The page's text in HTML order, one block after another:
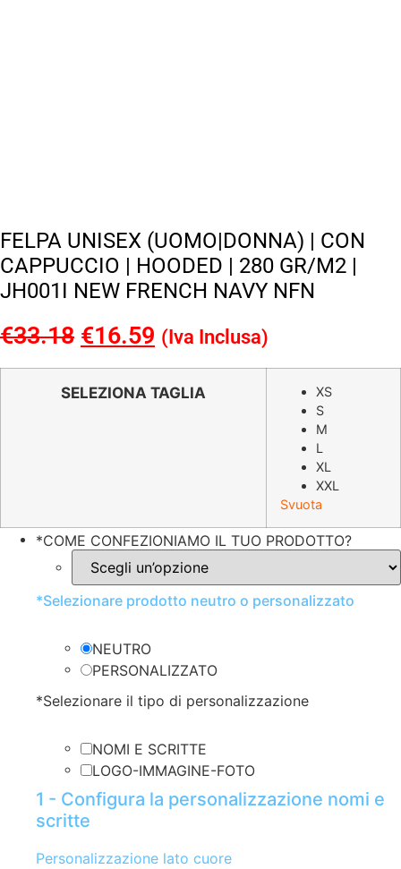
FELPA UNISEX (UOMO|DONNA) | CON
CAPPUCCIO | HOODED | 280 GR/M2 |
JH001I NEW FRENCH NAVY NFN
€33.18 Il
prezzo
originale
€16.59 Il
prezzo
attuale
(Iva Inclusa)
SELEZIONA TAGLIA
XS
S
M
L
XL
XXL
Svuota
*COME CONFEZIONIAMO IL TUO PRODOTTO?
*Selezionare prodotto neutro o personalizzato
NEUTRO
PERSONALIZZATO
*Selezionare il tipo di personalizzazione
NOMI E SCRITTE
LOGO-IMMAGINE-FOTO
1 - Configura la personalizzazione nomi e
scritte
Personalizzazione lato cuore